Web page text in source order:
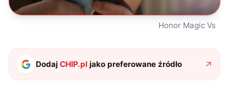
Honor Magic Vs
DodajCHIP.pl jako preferowane źródło